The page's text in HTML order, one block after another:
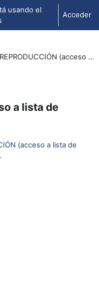
usando el
Acceder
REPRODUCCIÓN (acceso a lista de reproducción)
a lista de
(acceso a lista de